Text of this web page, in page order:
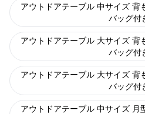
アウトドアテーブル 中サイズ 背
バッグ付
アウトドアテーブル 大サイズ 背
バッグ付
アウトドアテーブル 大サイズ 背
バッグ付
アウトドアテーブル 中サイズ 月